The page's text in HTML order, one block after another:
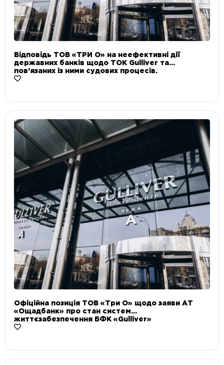
Відповідь ТОВ «ТРИ О» на неефективні дії
державних банків щодо ТОК Gulliver та
пов’язаних із ними судових процесів.
Офіційна позиція ТОВ «Три О» щодо заяви АТ
«Ощадбанк» про стан систем
життєзабезпечення БФК «Gulliver»